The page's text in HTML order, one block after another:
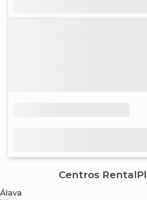
Centros
Álava